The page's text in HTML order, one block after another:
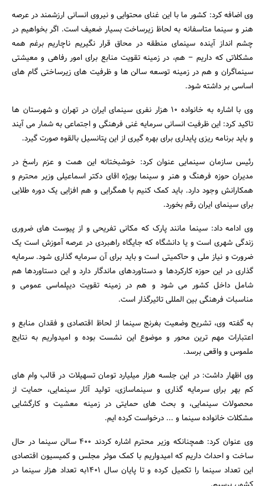
وی اضافه کرد: کشور ما با این غنای محتوایی و نیروی انسانی ارزشمند در عرصه
هنر و سینما متاسفانه به لحاظ زیرساخت بسیار ضعیف است. اگر بخواهیم در
چشم انداز آینده سینمای منطقه در محاق قرار نگیریم ناچاریم برغم همه
مشکلاتی که داریم – هم، در زمینه تقویت منابع برای امور رفاهی و معیشتی
سینماگران و هم در زمینه توسعه سالن ها و ظرفیت های زیرساختی گام های
اساسی بر داشته شود.
وی با اشاره به خانواده 10 هزار نفری سینمای ایران در تهران و شهرستان ها
تاکید کرد: این ظرفیت انسانی سرمایه غنی فرهنگی و اجتماعی به شمار می آیند
و باید برنامه ریزی پایداری برای بهره گیری از این پتانسیل بالقوه صورت گیرد.
رئیس سازمان سینمایی عنوان کرد: خوشبختانه این همت و عزم راسخ در
مدیران حوزه فرهنگ و هنر و سینما بویژه اقای دکتر اسماعیلی وزیر محترم و
همکارانش وجود دارد. باید کمک کنیم با همگرایی و هم افزایی یک دوره طلایی
برای سینمای ایران رقم بخورد.
وی ادامه داد: سینما مانند پارک که مکانی تفریحی و از پیوست های ضروری
زندگی شهری است و یا دانشگاه که جایگاه راهبردی در عرصه آموزش است یک
ضرورت و نیاز ملی و حاکمیتی است و باید برای آن سرمایه گذاری شود. سرمایه
گذاری در این حوزه کارکردها و دستاوردهای ماندگار دارد و این دستاوردها هم
شامل داخل کشور می شود و هم در زمینه تقویت دیپلماسی عمومی و
مناسبات فرهنگی بین المللی تاثیرگذار است.
به گفته وی، تشریح وضعیت بغرنج سینما از لحاظ اقتصادی و فقدان منابع و
اعتبارات مهم ترین محور و موضوع این نشست بوده و امیدواریم به نتایج
ملموس و واقعی برسد.
وی اظهار داشت: در این جلسه هزار میلیارد تومان تسهیلات در قالب وام های
کم بهر برای سرمایه گذاری و سینماسازی، تولید آثار سینمایی، حمایت از
محصولات سینمایی، و بحث های حمایتی در زمینه معشیت و کارگشایی
مشکلات خانواده سینما و ... درخواست کرده ایم.
وی عنوان کرد: همچنانکه وزیر محترم اشاره کردند 400 سالن سینما در حال
ساخت و احداث داریم که امیدواریم با کمک موثر مجلس و کمیسیون اقتصادی
این تعداد سینما را تکمیل کرده و تا پایان سال 1401به تعداد هزار سینما در